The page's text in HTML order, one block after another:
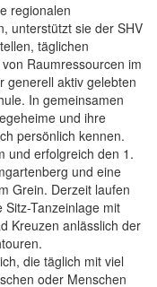
regionalen
unterstützt sie der SHV
täglichen
Raumressourcen im
generell aktiv gelebten
In gemeinsamen
und ihre
persönlich kennen.
und erfolgreich den 1.
und eine
Grein. Derzeit laufen
Tanzeinlage mit
Kreuzen anlässlich der
die täglich mit viel
oder Menschen